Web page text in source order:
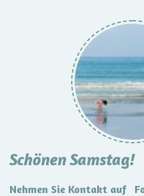
Schönen Samstag!
Nehmen Sie Kontakt auf